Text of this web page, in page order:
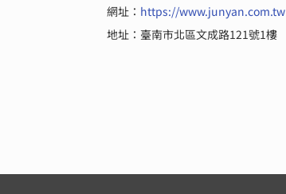
網址： https://www.junyan.com.tw
地址：臺南市北區文成路121號1樓